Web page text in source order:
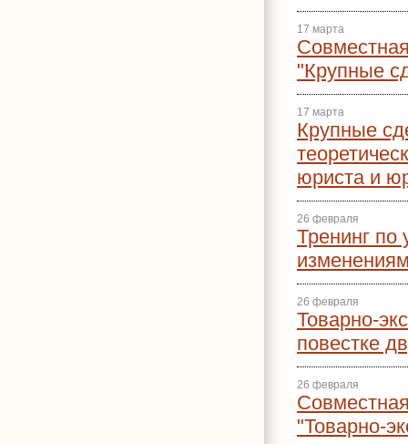
17 марта
"Крупные
17 марта
Крупные
юриста и
26 февраля
Тренинг по
26 февраля
Товарно-
повестке
26 февраля
"Товарно-